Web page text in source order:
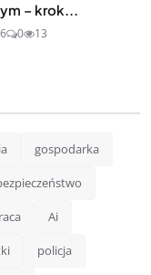
– krok...
0 13
gospodarka
Ai
policja